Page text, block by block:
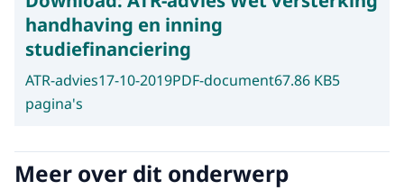
handhaving en inning
studiefinanciering
ATR-advies17-10-2019PDF-document67.86 KB5
pagina's
Meer over dit onderwerp